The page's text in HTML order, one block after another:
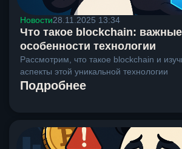
Новости28.11.2025 13:34
Что такое blockchain: важные
особенности технологии
Рассмотрим, что такое blockchain и
аспекты этой уникальной технологии
Подробнее